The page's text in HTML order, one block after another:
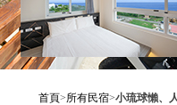
首頁>所有民宿>小琉球懶、